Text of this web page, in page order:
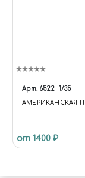
Арт. 6522 1/35
АМЕРИКАНСКАЯ
от 1400 ₽